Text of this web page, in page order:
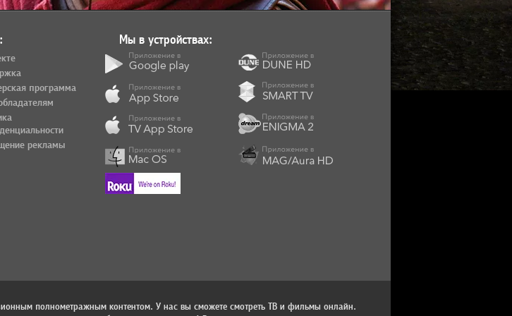
программа
рекламы
Мы в устройствах:
полнометражным контентом. У нас вы сможете смотреть ТВ и фильмы онлайн.